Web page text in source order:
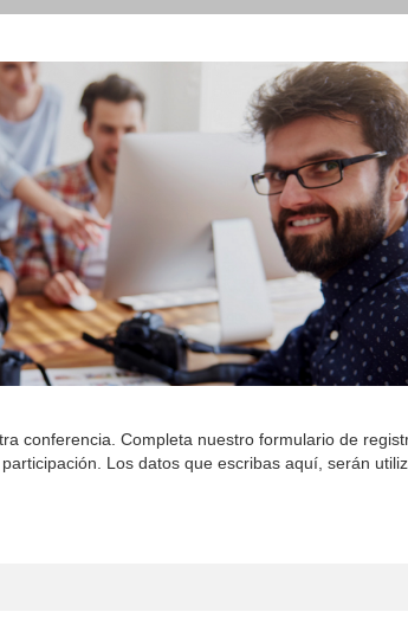
conferencia. Completa nuestro formulario de
Los datos que escribas aquí, serán